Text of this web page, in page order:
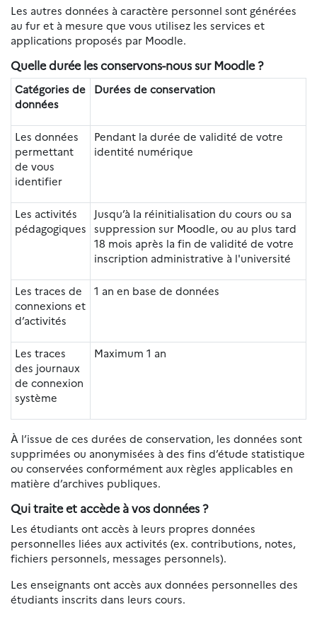
Les autres données à caractère personnel sont générées
au fur et à mesure que vous utilisez les services et
applications proposés par Moodle.
Quelle durée les conservons-nous sur Moodle ?
Catégories de
données
Durées de conservation
Les données
permettant
de vous
identifier
Pendant la durée de validité de votre
identité numérique
Les activités
pédagogiques
Jusqu’à la réinitialisation du cours ou sa
suppression sur Moodle, ou au plus tard
18 mois après la fin de validité de votre
inscription administrative à l'université
Les traces de
connexions et
d’activités
1 an en base de données
Les traces
des journaux
de connexion
système
Maximum 1 an
À l’issue de ces durées de conservation, les données sont
supprimées ou anonymisées à des fins d’étude statistique
ou conservées conformément aux règles applicables en
matière d’archives publiques.
Qui traite et accède à vos données ?
Les étudiants ont accès à leurs propres données
personnelles liées aux activités (ex. contributions, notes,
fichiers personnels, messages personnels).
Les enseignants ont accès aux données personnelles des
étudiants inscrits dans leurs cours.